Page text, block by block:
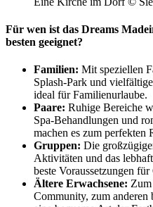
Für wen ist das Dreams
besten geeignet?
Familien: Mit speziellen
Splash-Park und
ideal für Familienurlaube.
Paare: Ruhige Bereiche
Spa-Behandlungen und
machen es zum perfekten
Gruppen: Die
Aktivitäten und das
beste Voraussetzungen
Ältere Erwachsene:
Community, zum anderen